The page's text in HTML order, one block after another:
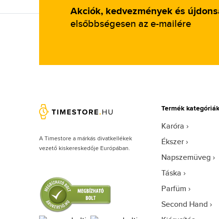
Helly Hansen (3)
Ingersoll (27)
Iwood Real Wood (3)
Jimmy Choo (50)
Junkers (4)
Just Cavalli (49)
Akciók, kedvezmények és
elsőbbségesen az e-mailére
A Timestore a márkás divatkellékek
vezető kiskereskedője Európában.
Termék kategóriák
Karóra
Ékszer
Napszemüveg
Táska
Parfüm
Second Hand